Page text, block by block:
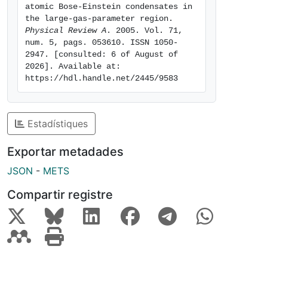
atomic Bose-Einstein condensates in
Physical Review A . 2005. Vol. 71,
num. 5, pags. 053610. ISSN 1050-
2947. [consulted: 6 of August of
2026]. Available at:
https://hdl.handle.net/2445/9583
Estadístiques
Exportar metadades
JSON - METS
Compartir registre